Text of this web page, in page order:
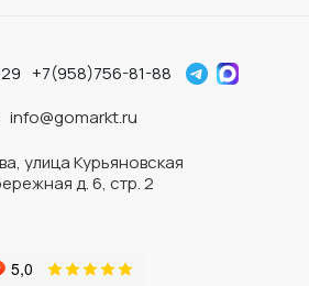
+7(958)756-81-88
info@gomarkt.ru
улица Курьяновская
д. 6, стр. 2